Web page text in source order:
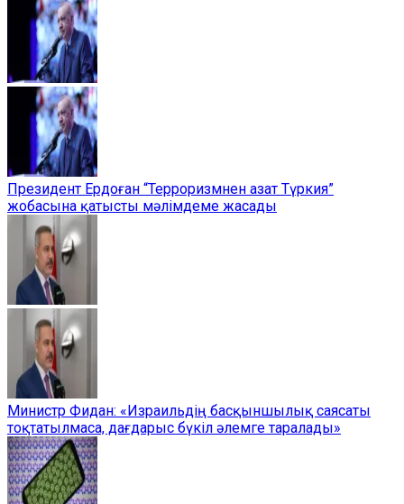
Президент Ердоған “Терроризмнен азат Түркия”
жобасына қатысты мәлімдеме жасады
Министр Фидан: «Израильдің басқыншылық саясаты
тоқтатылмаса, дағдарыс бүкіл әлемге таралады»